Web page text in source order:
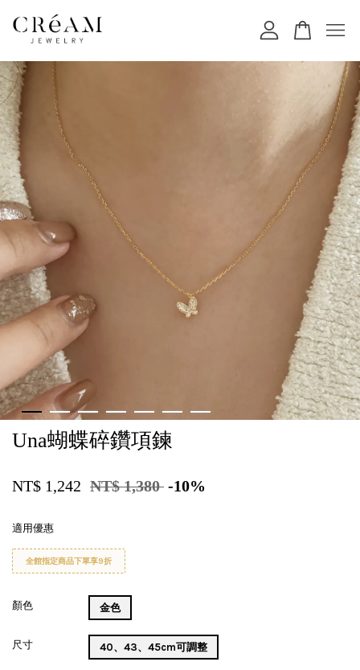
Una蝴蝶碎鑽項鍊
NT$ 1,242 NT$ 1,380 -10%
適用優惠
全館指定商品下單享9折
顏色 金色
尺寸 40、43、45cm可調整
您的購物車目前還是空的。